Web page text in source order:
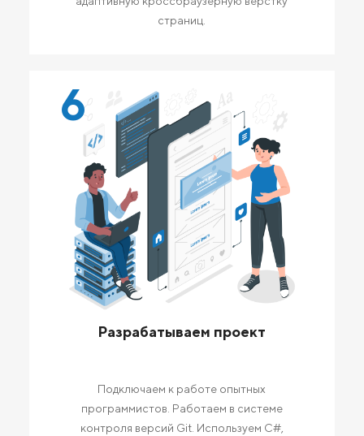
страниц.
6
Разрабатываем проект
Подключаем к работе опытных
программистов. Работаем в системе
контроля версий Git. Используем C#,